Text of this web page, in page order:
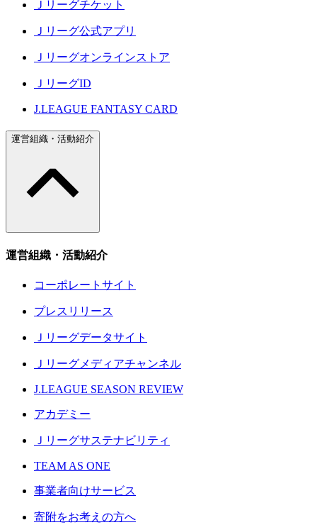
Ｊリーグチケット
Ｊリーグ公式アプリ
Ｊリーグオンラインストア
ＪリーグID
J.LEAGUE FANTASY CARD
運営組織・活動紹介
運営組織・活動紹介
コーポレートサイト
プレスリリース
Ｊリーグデータサイト
Ｊリーグメディアチャンネル
J.LEAGUE SEASON REVIEW
アカデミー
Ｊリーグサステナビリティ
TEAM AS ONE
事業者向けサービス
寄附をお考えの方へ